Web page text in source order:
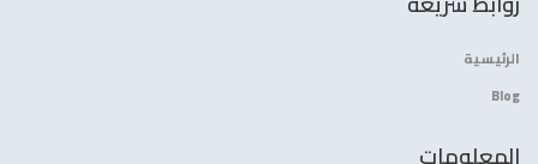
الرئيسية
Blog